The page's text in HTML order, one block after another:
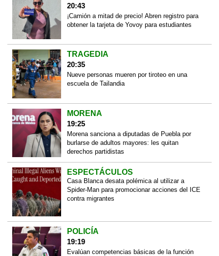
20:43
¡Camión a mitad de precio! Abren registro para
obtener la tarjeta de Yovoy para estudiantes
TRAGEDIA
20:35
Nueve personas mueren por tiroteo en una
escuela de Tailandia
MORENA
19:25
Morena sanciona a diputadas de Puebla por
burlarse de adultos mayores: les quitan
derechos partidistas
ESPECTÁCULOS
Casa Blanca desata polémica al utilizar a
Spider-Man para promocionar acciones del ICE
contra migrantes
POLICÍA
19:19
Evalúan competencias básicas de la función